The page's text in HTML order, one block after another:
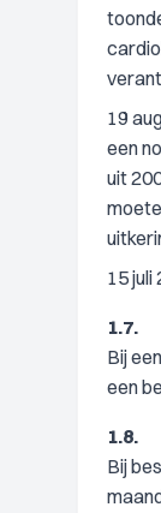
19
een
uit
15 juli
1.7.
Bij
een
1.8.
Bij